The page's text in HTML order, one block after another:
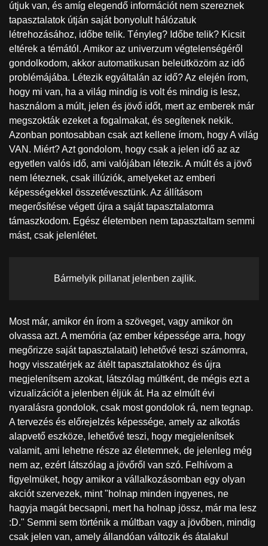
útjuk van, és amíg elegendő információt nem szereznek
tapasztalatok útján saját bonyolult hálózatuk
létrehozásához, időbe telik. Tényleg? Időbe telik? Kicsit
eltérek a témától. Amikor az univerzum végtelenségéről
gondolkodom, akkor automatikusan beleütközöm az idő
problémájába. Létezik egyáltalán az idő? Az elején írom,
hogy mi van, ha a világ mindig is volt és mindig is lesz,
használom a múlt, jelen és jövő időt, mert az emberek már
megszokták ezeket a fogalmakat, és segítenek nekik.
Azonban pontosabban csak azt kellene írnom, hogy A világ
VAN. Miért? Azt gondolom, hogy csak a jelen idő az az
egyetlen valós idő, ami valójában létezik. A múlt és a jövő
nem léteznek, csak illúziók, amelyeket az emberi
képességekkel összetévesztünk. Az állításom
megerősítése végett újra a saját tapasztalatomra
támaszkodom. Egész életemben nem tapasztaltam semmi
mást, csak jelenlétet.
Bármelyik pillanat jelenben zajlik.
Most már, amikor én írom a szöveget, vagy amikor ön
olvassa azt. A memória (az ember képessége arra, hogy
megőrizze saját tapasztalatait) lehetővé teszi számomra,
hogy visszatérjek az átélt tapasztalatokhoz és újra
megjelenítsem azokat, látszólag múltként, de mégis ezt a
vizualizációt a jelenben éljük át. Ha az elmúlt évi
nyaralásra gondolok, csak most gondolok rá, nem tegnap.
A tervezés és előrejelzés képessége, amely az alkotás
alapvető eszköze, lehetővé teszi, hogy megjelenítsek
valamit, ami lehetne része az életemnek, de jelenleg még
nem az, ezért látszólag a jövőről van szó. Felhívom a
figyelmüket, hogy amikor a vállalkozásomban egy olyan
akciót szervezek, mint "holnap minden ingyenes, ne
hagyja magát becsapni, mert ha holnap jössz, már ma lesz
:D." Semmi sem történik a múltban vagy a jövőben, mindig
csak jelen van, amely állandóan változik és átalakul